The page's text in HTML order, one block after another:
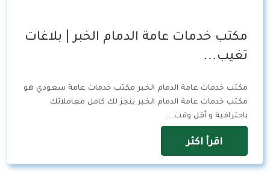
مكتب خدمات عامة الدمام الخبر | بلاغات
تغيب…
مكتب خدمات عامة الدمام الخبر مكتب خدمات عامة سعودي هو
مكتب خدمات عامة الدمام الخبر ينجز لك كامل معاملاتك
باحترافية و أقل وقت…
اقرأ اكثر